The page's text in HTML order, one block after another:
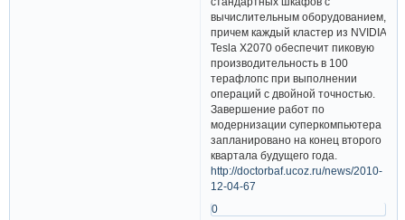
вычислительным оборудованием,
причем каждый кластер из NVIDIA
Tesla X2070 обеспечит пиковую
производительность в 100
терафлопс при выполнении
операций с двойной точностью.
Завершение работ по
модернизации суперкомпьютера
запланировано на конец второго
квартала будущего года.
http://doctorbaf.ucoz.ru/news/2010-
12-04-67
0